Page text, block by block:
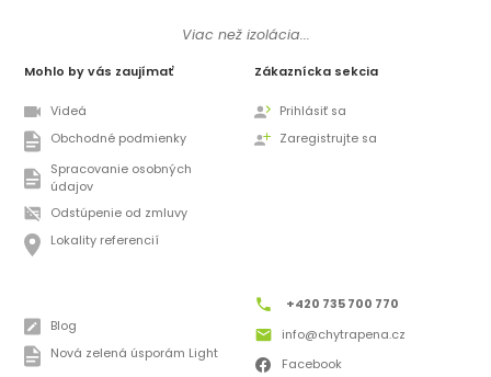
Viac než izolácia...
Mohlo by vás zaujímať
Videá
Obchodné podmienky
Spracovanie osobných
údajov
Odstúpenie od zmluvy
Lokality referencií
Zákaznícka sekcia
Prihlásiť sa
Zaregistrujte sa
Blog
Nová zelená úsporám Light
+420 735 700 770
info@chytrapena.cz
Facebook